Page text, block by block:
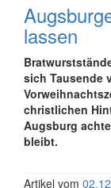
lassen
sich Tausende
christlichen
Augsburg
bleibt.
Artikel vom